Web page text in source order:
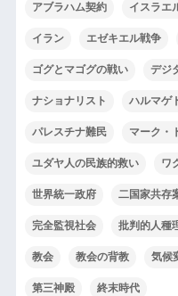
アブラハム契約 イスラエ
イラン エゼキエル戦争
ゴグとマゴグの戦い デジ
ナショナリスト ハルマゲ
パレスチナ難民 マーク・
ユダヤ人の民族的救い ワ
世界統一政府 二国家共存
完全監視社会 批判的人種
教会 教会の背教 気候
第三神殿 終末時代